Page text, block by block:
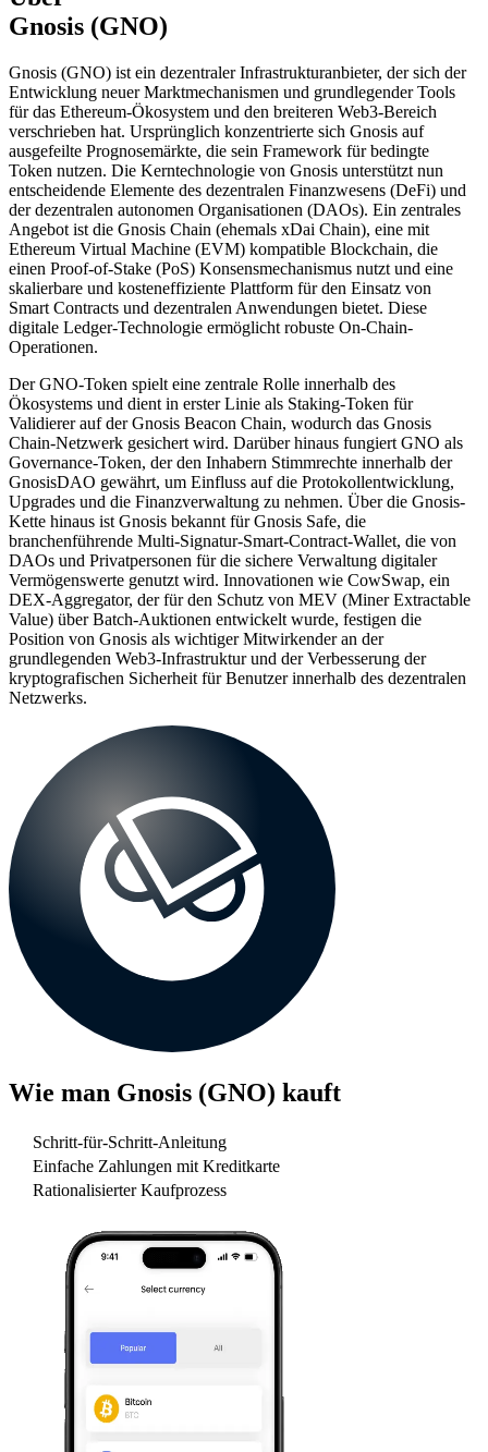
Gnosis (GNO)
Gnosis (GNO) ist ein dezentraler Infrastrukturanbieter, der sich der
Entwicklung neuer Marktmechanismen und grundlegender Tools
für das Ethereum-Ökosystem und den breiteren Web3-Bereich
verschrieben hat. Ursprünglich konzentrierte sich Gnosis auf
ausgefeilte Prognosemärkte, die sein Framework für bedingte
Token nutzen. Die Kerntechnologie von Gnosis unterstützt nun
entscheidende Elemente des dezentralen Finanzwesens (DeFi) und
der dezentralen autonomen Organisationen (DAOs). Ein zentrales
Angebot ist die Gnosis Chain (ehemals xDai Chain), eine mit
Ethereum Virtual Machine (EVM) kompatible Blockchain, die
einen Proof-of-Stake (PoS) Konsensmechanismus nutzt und eine
skalierbare und kosteneffiziente Plattform für den Einsatz von
Smart Contracts und dezentralen Anwendungen bietet. Diese
digitale Ledger-Technologie ermöglicht robuste On-Chain-
Operationen.
Der GNO-Token spielt eine zentrale Rolle innerhalb des
Ökosystems und dient in erster Linie als Staking-Token für
Validierer auf der Gnosis Beacon Chain, wodurch das Gnosis
Chain-Netzwerk gesichert wird. Darüber hinaus fungiert GNO als
Governance-Token, der den Inhabern Stimmrechte innerhalb der
GnosisDAO gewährt, um Einfluss auf die Protokollentwicklung,
Upgrades und die Finanzverwaltung zu nehmen. Über die Gnosis-
Kette hinaus ist Gnosis bekannt für Gnosis Safe, die
branchenführende Multi-Signatur-Smart-Contract-Wallet, die von
DAOs und Privatpersonen für die sichere Verwaltung digitaler
Vermögenswerte genutzt wird. Innovationen wie CowSwap, ein
DEX-Aggregator, der für den Schutz von MEV (Miner Extractable
Value) über Batch-Auktionen entwickelt wurde, festigen die
Position von Gnosis als wichtiger Mitwirkender an der
grundlegenden Web3-Infrastruktur und der Verbesserung der
kryptografischen Sicherheit für Benutzer innerhalb des dezentralen
Netzwerks.
Wie man Gnosis (GNO) kauft
Schritt-für-Schritt-Anleitung
Einfache Zahlungen mit Kreditkarte
Rationalisierter Kaufprozess